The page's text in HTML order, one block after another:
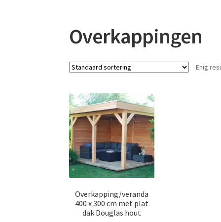
Overkappingen
Enig
Overkapping/veranda
400 x 300 cm met plat
dak Douglas hout